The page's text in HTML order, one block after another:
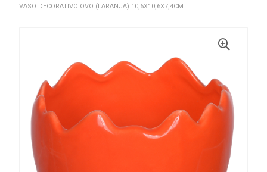
VASO DECORATIVO OVO (LARANJA) 10,6X10,6X7,4CM